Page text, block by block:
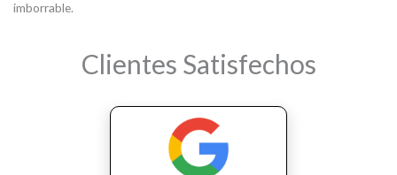
imborrable.
Clientes Satisfechos